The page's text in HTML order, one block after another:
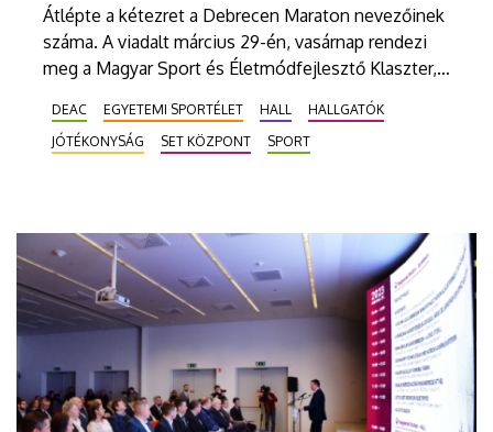
Átlépte a kétezret a Debrecen Maraton nevezőinek
száma. A viadalt március 29-én, vasárnap rendezi
meg a Magyar Sport és Életmódfejlesztő Klaszter, a
versenyhez kapcsolódóan sport és
fenntarthatósági expót is rendeznek.
DEAC EGYETEMI SPORTÉLET HALL
HALLGATÓK
JÓTÉKONYSÁG
SET KÖZPONT SPORT